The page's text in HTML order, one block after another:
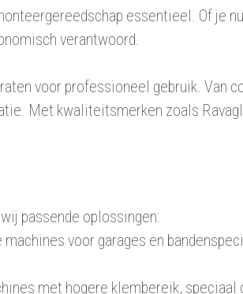
essentieel. Of je
verantwoord.
voor professioneel gebruik.
Met kwaliteitsmerken zoals
passende oplossingen:
voor garages en
met hogere klembereik,